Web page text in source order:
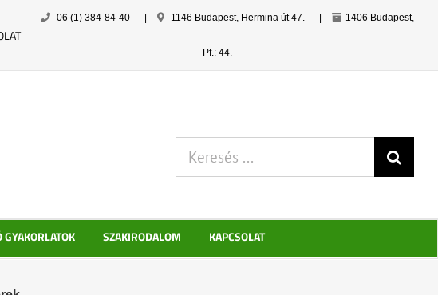
06 (1) 384-84-40 1146 Budapest, Hermina út 47. 1406 Budapest,
Pf.: 44.
GYAKORLATOK SZAKIRODALOM KAPCSOLAT